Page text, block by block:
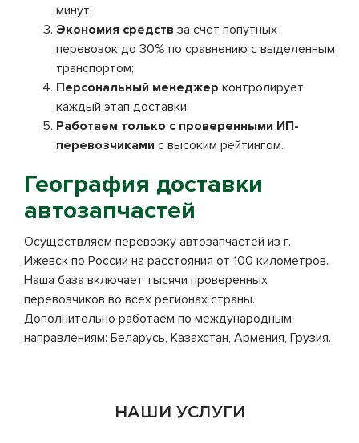
минут;
Экономия средств за счет попутных
перевозок до 30% по сравнению с выделенным
транспортом;
Персональный менеджер контролирует
каждый этап доставки;
Работаем только с проверенными ИП-
перевозчиками с высоким рейтингом.
География доставки
автозапчастей
Осуществляем перевозку автозапчастей из г.
Ижевск по России на расстояния от 100 километров.
Наша база включает тысячи проверенных
перевозчиков во всех регионах страны.
Дополнительно работаем по международным
направлениям: Беларусь, Казахстан, Армения, Грузия.
НАШИ УСЛУГИ